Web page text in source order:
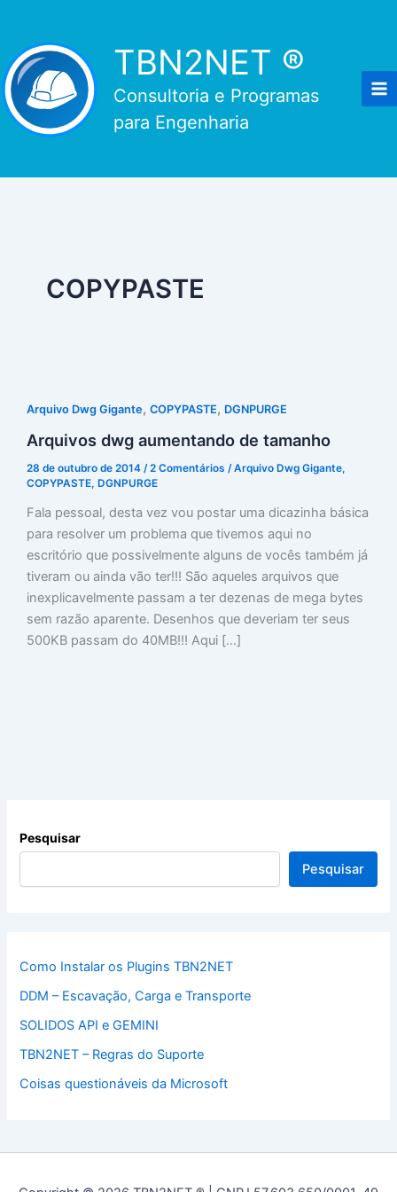
conteúdo
TBN2NET ®
Consultoria e Programas
para Engenharia
COPYPASTE
Arquivo Dwg Gigante, COPYPASTE, DGNPURGE
Arquivos dwg aumentando de tamanho
28 de outubro de 2014 /2 Comentários /Arquivo Dwg Gigante,
COPYPASTE, DGNPURGE
Fala pessoal, desta vez vou postar uma dicazinha básica
para resolver um problema que tivemos aqui no
escritório que possivelmente alguns de vocês também já
tiveram ou ainda vão ter!!! São aqueles arquivos que
inexplicavelmente passam a ter dezenas de mega bytes
sem razão aparente. Desenhos que deveriam ter seus
500KB passam do 40MB!!! Aqui […]
Pesquisar
Pesquisar
Como Instalar os Plugins TBN2NET
DDM – Escavação, Carga e Transporte
SOLIDOS API e GEMINI
TBN2NET – Regras do Suporte
Coisas questionáveis da Microsoft